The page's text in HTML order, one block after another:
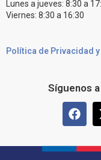
Lunes a jueves: 8:30 a
Viernes: 8:30 a 16:30
Política de Privacidad
Síguenos